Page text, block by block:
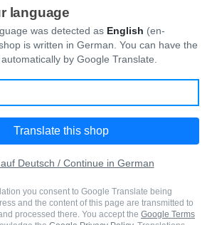
language
was detected as English (en-
is written in German. You can have the
by Google Translate.
Translate this shop
Deutsch / Continue in German
you consent to Google Translate being
and the content of this page are transmitted to
processed there. You accept the Google Terms